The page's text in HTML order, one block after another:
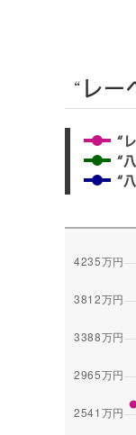
“レ
“
“
“